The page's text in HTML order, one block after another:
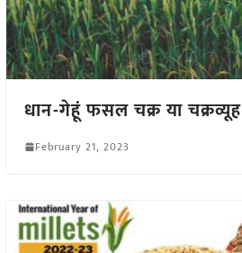
धान-गेहूं फसल चक्र या चक्रव्यूह
February 21, 2023